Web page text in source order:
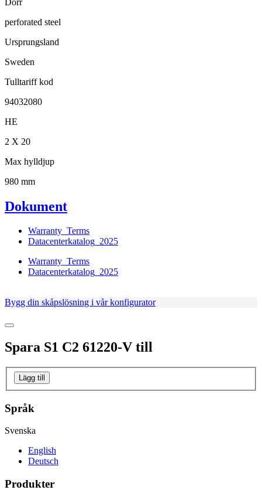
perforated steel
Ursprungsland
Sweden
Tulltariff kod
94032080
HE
2 X 20
Max hylldjup
980 mm
Dokument
Warranty_Terms
Datacenterkatalog_2025
Warranty_Terms
Datacenterkatalog_2025
Bygg din skåpslösning i vår konfigurator
Spara S1 C2 61220-V till
Lägg till
Språk
Svenska
English
Deutsch
Produkter